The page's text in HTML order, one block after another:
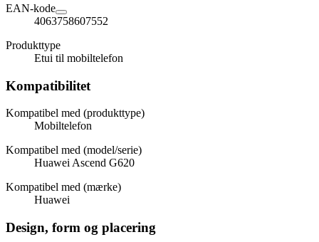
EAN-kode
4063758607552
Produkttype
Etui til mobiltelefon
Kompatibilitet
Kompatibel med (produkttype)
Mobiltelefon
Kompatibel med (model/serie)
Huawei Ascend G620
Kompatibel med (mærke)
Huawei
Design, form og placering